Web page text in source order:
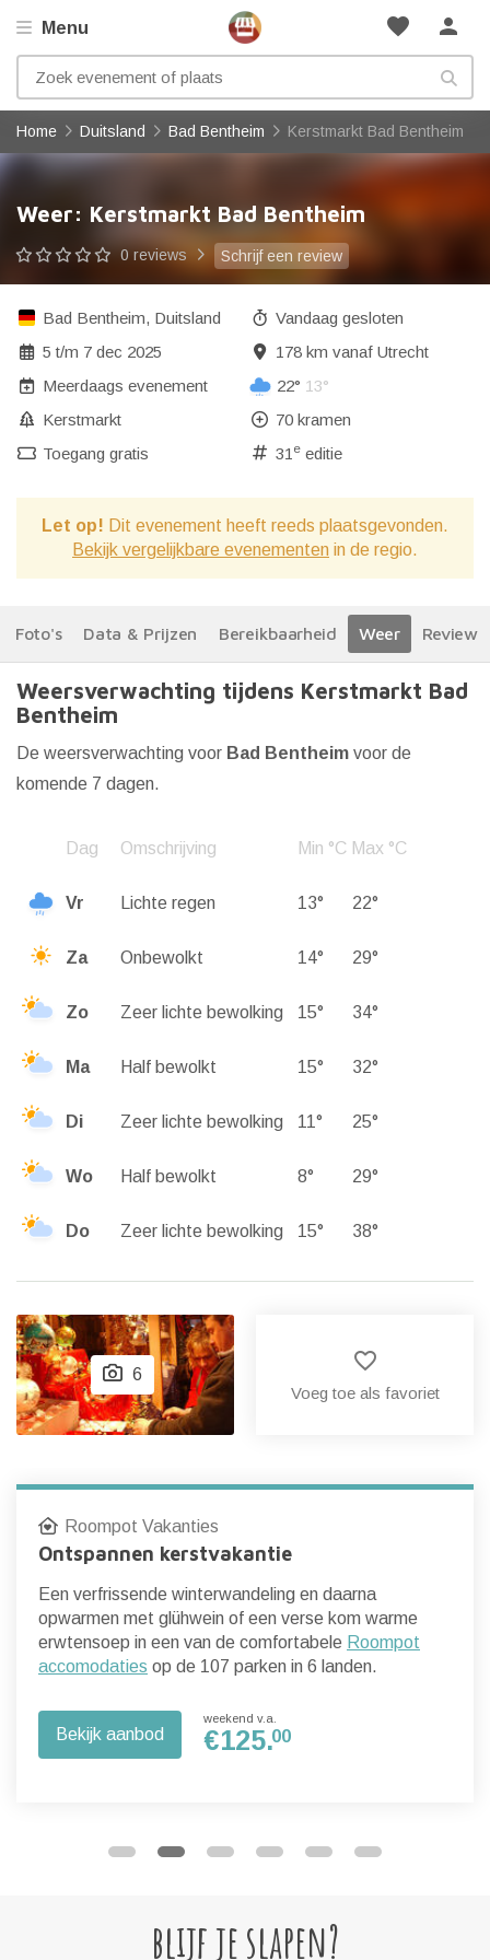
favorite person
Menu
Home Duitsland Bad Bentheim Kerstmarkt Bad Bentheim
Weer: Kerstmarkt Bad Bentheim
0 reviews Schrijf een review
Bad Bentheim, Duitsland
5 t/m 7 dec 2025
Meerdaags evenement
Kerstmarkt
Toegang gratis
Vandaag gesloten
178 km vanaf Utrecht
22° 13°
70 kramen
31 eeditie
Let op! Dit evenement heeft reeds plaatsgevonden.
Bekijk vergelijkbare evenementen in de regio.
Foto's Data & Prijzen Bereikbaarheid Weer Reviews
Weersverwachting tijdens Kerstmarkt Bad
Bentheim
De weersverwachting voor Bad Bentheim voor de
komende 7 dagen.
Dag Omschrijving Min °C Max °C
Vr Lichte regen 13° 22°
Za Onbewolkt 14° 29°
Zo Zeer lichte bewolking 15° 34°
Ma Half bewolkt 15° 32°
Di Zeer lichte bewolking 11° 25°
Wo Half bewolkt 8° 29°
Do Zeer lichte bewolking 15° 38°
6
favorite_border
Voeg toe als favoriet
Roompot Vakanties
Ontspannen kerstvakantie
Een verfrissende winterwandeling en daarna
opwarmen met glühwein of een verse kom warme
erwtensoep in een van de comfortabele Roompot
accomodaties op de 107 parken in 6 landen.
Bekijk aanbod
weekend v.a.
€125.00
blijf je slapen?